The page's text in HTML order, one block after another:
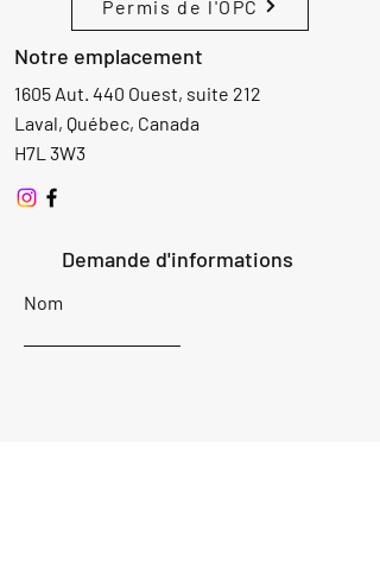
Permis de l'OPC
Notre emplacement
1605 Aut. 440 Ouest, suite 212
Laval, Québec, Canada
H7L 3W3
Demande d'informations
Nom